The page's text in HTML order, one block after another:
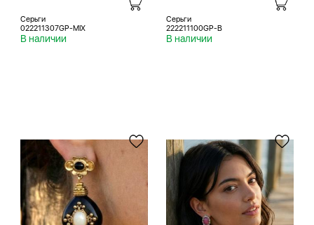
Серьги
022211307GP-MIX
В наличии
Серьги
222211100GP-B
В наличии